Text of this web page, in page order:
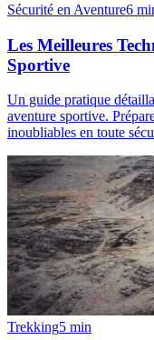
Sécurité en Aventure6
Les Meilleures
Sportive
Un guide pratique
aventure sportive.
inoubliables en toute
Trekking5 min